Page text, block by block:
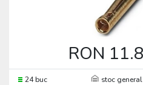
RON
24 buc stoc general